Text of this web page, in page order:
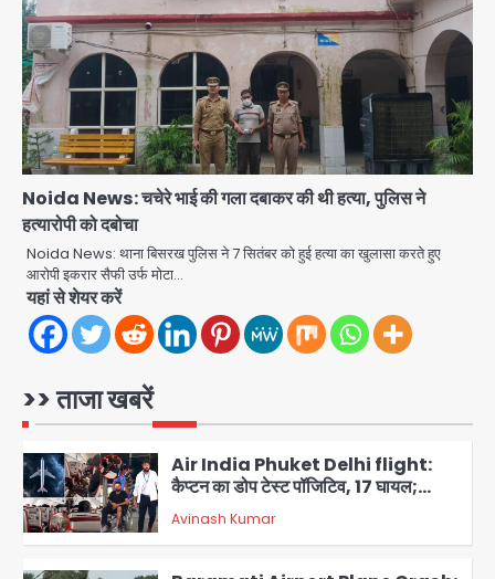
Noida News: चचेरे भाई की गला दबाकर की थी हत्या, पुलिस ने
हत्यारोपी को दबोचा
Noida News: थाना बिसरख पुलिस ने 7 सितंबर को हुई हत्या का खुलासा करते हुए
आरोपी इकरार सैफी उर्फ मोटा…
यहां से शेयर करें
>> ताजा खबरें
3
Avinash Kumar
4
पुणे में प्रशिक्षण विमान हादसे का शिकार, कोई
हताहत नहीं
Team JHJ
5
Greater Noida Gas
Connection Fraud: बुजुर्ग से वीडियो
Avinash Kumar
Parshvanath Building
Shooting: सिक्योरिटी गार्ड की गोली से 17
वर्षीय किशोर की मौत
2
Air India Phuket Delhi flight:
DGCA जांच जारी
Avinash Kumar
Baramati Airport Plane Crash: